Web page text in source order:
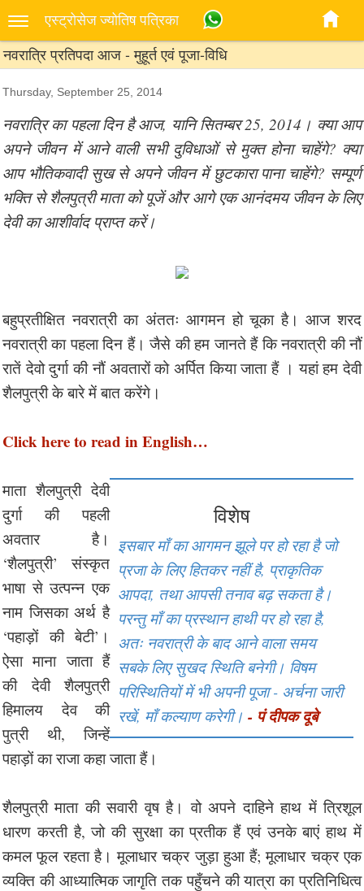
एस्‍ट्रोसेज ज्‍योतिष पत्रिका
नवरात्रि प्रतिपदा आज - मुहूर्त एवं पूजा-विधि
Thursday, September 25, 2014
नवरात्रि का पहला दिन है आज, यानि सितम्बर 25, 2014। क्या आप
अपने जीवन में आने वाली सभी दुविधाओं से मुक्त होना चाहेंगे? क्या
आप भौतिकवादी सुख से अपने जीवन में छुटकारा पाना चाहेंगे? सम्पूर्ण
भक्ति से शैलपुत्री माता को पूजें और आगे एक आनंदमय जीवन के लिए
देवी का आशीर्वाद प्राप्त करें।
बहुप्रतीक्षित नवरात्री का अंततः आगमन हो चूका है। आज शरद
नवरात्री का पहला दिन हैं। जैसे की हम जानते हैं कि नवरात्री की नौं
रातें देवो दुर्गा की नौं अवतारों को अर्पित किया जाता हैं । यहां हम देवी
शैलपुत्री के बारे में बात करेंगे।
Click here to read in English…
विशेष
इसबार माँ का आगमन झूले पर हो रहा है जो
प्रजा के लिए हितकर नहीं है, प्राकृतिक
आपदा, तथा आपसी तनाव बढ़ सकता है।
परन्तु माँ का प्रस्थान हाथी पर हो रहा है,
अतः नवरात्री के बाद आने वाला समय
सबके लिए सुखद स्थिति बनेगी। विषम
परिस्थितियों में भी अपनी पूजा - अर्चना जारी
रखें, माँ कल्याण करेगी। - पं दीपक दूबे
माता शैलपुत्री देवी
दुर्गा की पहली
अवतार है।
‘शैलपुत्री’ संस्कृत
भाषा से उत्पन्न एक
नाम जिसका अर्थ है
‘पहाड़ों की बेटी’।
ऐसा माना जाता हैं
की देवी शैलपुत्री
हिमालय देव की
पुत्री थी, जिन्हें
पहाड़ों का राजा कहा जाता हैं।
शैलपुत्री माता की सवारी वृष है। वो अपने दाहिने हाथ में त्रिशूल
धारण करती है, जो की सुरक्षा का प्रतीक हैं एवं उनके बाएं हाथ में
कमल फूल रहता है। मूलाधार चक्र जुड़ा हुआ हैं; मूलाधार चक्र एक
व्यक्ति की आध्यात्मिक जागृति तक पहुँचने की यात्रा का प्रतिनिधित्व